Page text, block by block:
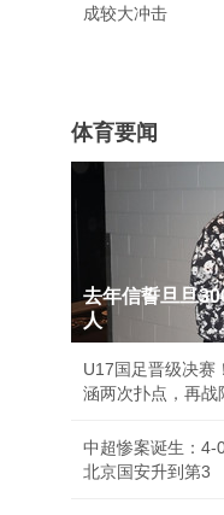
成较大冲击
体育要闻
去年信誓旦旦
人
U17国足晋级决赛
涵两次扑点，再战
中超惨案诞生：4-
北京国安升到第3